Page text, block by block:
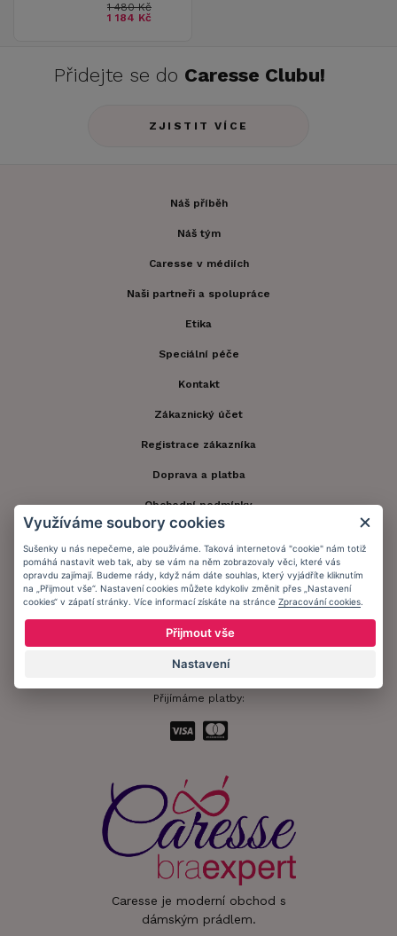
1 480 Kč
1 184 Kč
Přidejte se do Caresse Clubu!
ZJISTIT VÍCE
Caresse je moderní obchod s
dámským prádlem.
Náš příběh
Náš tým
Caresse v médiích
Naši partneři a spolupráce
Etika
Speciální péče
Kontakt
Zákaznický účet
Registrace zákazníka
Doprava a platba
Obchodní podmínky
Ochrana osobních údajů
Informační memorandum
Zůstaňte s námi v kontaktu.
Přijímáme platby:
Využíváme soubory cookies
Sušenky u nás nepečeme, ale používáme. Taková internetová "cookie" nám totiž
pomáhá nastavit web tak, aby se vám na něm zobrazovaly věci, které vás
opravdu zajímají. Budeme rády, když nám dáte souhlas, který vyjádříte kliknutím
na „Přijmout vše“. Nastavení cookies můžete kdykoliv změnit přes „Nastavení
cookies“ v zápatí stránky. Více informací získáte na stránce Zpracování cookies
Přijmout vše
Nastavení